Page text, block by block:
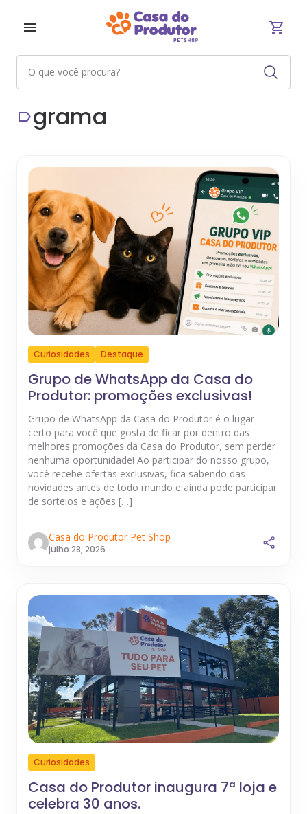
grama
Curiosidades Destaque
Grupo de WhatsApp da Casa do
Produtor: promoções exclusivas!
Grupo de WhatsApp da Casa do Produtor é o lugar
certo para você que gosta de ficar por dentro das
melhores promoções da Casa do Produtor, sem perder
nenhuma oportunidade! Ao participar do nosso grupo,
você recebe ofertas exclusivas, fica sabendo das
novidades antes de todo mundo e ainda pode participar
de sorteios e ações […]
Casa do Produtor Pet Shop
julho 28, 2026
Curiosidades
Casa do Produtor inaugura 7ª loja e
celebra 30 anos.